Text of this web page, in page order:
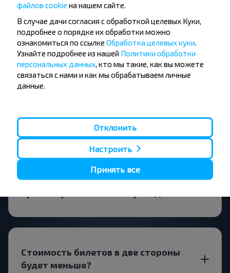
Есть ли какие-то ограничения на
поездку?
За сколько времени до выезда
В город Хартица, Мостовский р-н
ГРОДНЕНСКАЯ ОБЛ. лучше ехать
Стоимость билетов в две стороны
будет меньше?
файлов cookie на нашем сайте.
В случае дачи согласия с обработкой целевых Куки,
подробнее о порядке их обработки можно
ознакомиться по ссылке Обработка целевых куки.
Узнайте подробнее из нашей Политики обработки
персональных данных, кто мы такие, как вы можете
связаться с нами и как мы обрабатываем личные
данные.
Отклонить
Настроить
Принять все